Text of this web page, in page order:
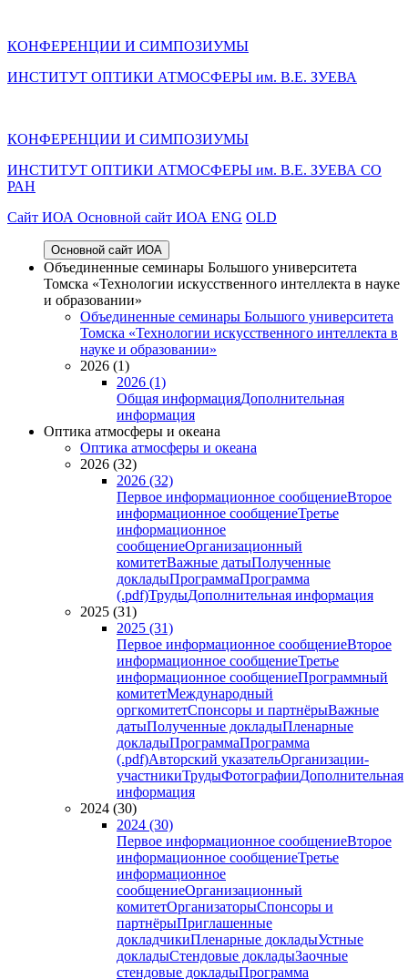
КОНФЕРЕНЦИИ И СИМПОЗИУМЫ
ИНСТИТУТ ОПТИКИ АТМОСФЕРЫ им. В.Е. ЗУЕВА
КОНФЕРЕНЦИИ И СИМПОЗИУМЫ
ИНСТИТУТ ОПТИКИ АТМОСФЕРЫ им. В.Е. ЗУЕВА СО
РАН
Cайт ИОА Основной сайт ИОА ENG OLD
Основной сайт ИОА
Объединенные семинары Большого университета
Томска «Технологии искусственного интеллекта в науке
и образовании»
Объединенные семинары Большого университета
Томска «Технологии искусственного интеллекта в
науке и образовании»
2026 (1)
2026 (1)
Общая информацияДополнительная
информация
Оптика атмосферы и океана
Оптика атмосферы и океана
2026 (32)
2026 (32)
Первое информационное сообщениеВторое
информационное сообщениеТретье
информационное
сообщениеОрганизационный
комитетВажные датыПолученные
докладыПрограммаПрограмма
(.pdf)ТрудыДополнительная информация
2025 (31)
2025 (31)
Первое информационное сообщениеВторое
информационное сообщениеТретье
информационное сообщениеПрограммный
комитетМеждународный
оргкомитетСпонсоры и партнёрыВажные
датыПолученные докладыПленарные
докладыПрограммаПрограмма
(.pdf)Авторский указательОрганизации-
участникиТрудыФотографииДополнительная
информация
2024 (30)
2024 (30)
Первое информационное сообщениеВторое
информационное сообщениеТретье
информационное
сообщениеОрганизационный
комитетОрганизаторыСпонсоры и
партнёрыПриглашенные
докладчикиПленарные докладыУстные
докладыСтендовые докладыЗаочные
стендовые докладыПрограмма